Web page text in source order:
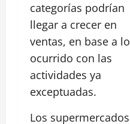
categorías podrían
llegar a crecer en
ventas, en base a lo
ocurrido con las
actividades ya
exceptuadas.
Los supermercados